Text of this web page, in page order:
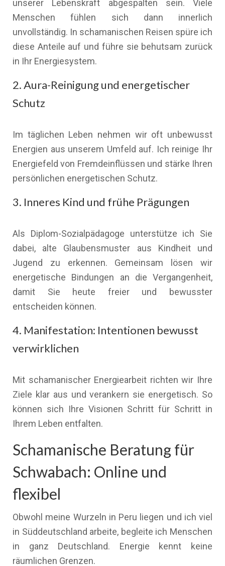
unserer Lebenskraft abgespalten sein. Viele
Menschen fühlen sich dann innerlich
unvollständig. In schamanischen Reisen spüre ich
diese Anteile auf und führe sie behutsam zurück
in Ihr Energiesystem.
2. Aura-Reinigung und energetischer
Schutz
Im täglichen Leben nehmen wir oft unbewusst
Energien aus unserem Umfeld auf. Ich reinige Ihr
Energiefeld von Fremdeinflüssen und stärke Ihren
persönlichen energetischen Schutz.
3. Inneres Kind und frühe Prägungen
Als Diplom-Sozialpädagoge unterstütze ich Sie
dabei, alte Glaubensmuster aus Kindheit und
Jugend zu erkennen. Gemeinsam lösen wir
energetische Bindungen an die Vergangenheit,
damit Sie heute freier und bewusster
entscheiden können.
4. Manifestation: Intentionen bewusst
verwirklichen
Mit schamanischer Energiearbeit richten wir Ihre
Ziele klar aus und verankern sie energetisch. So
können sich Ihre Visionen Schritt für Schritt in
Ihrem Leben entfalten.
Schamanische Beratung für
Schwabach: Online und
flexibel
Obwohl meine Wurzeln in Peru liegen und ich viel
in Süddeutschland arbeite, begleite ich Menschen
in ganz Deutschland. Energie kennt keine
räumlichen Grenzen.